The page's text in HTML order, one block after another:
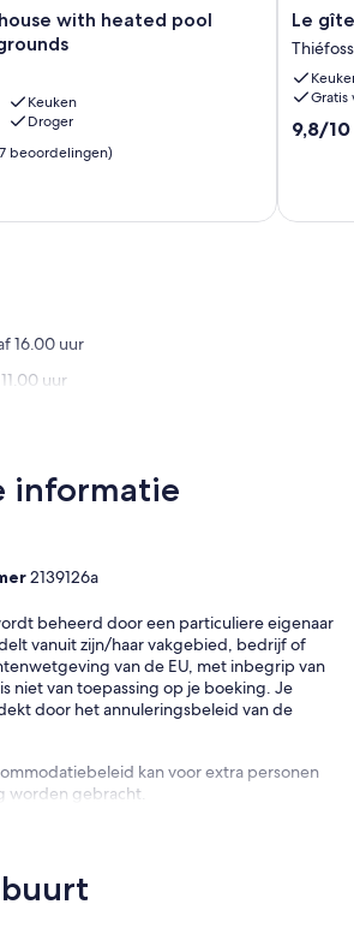
with heated pool
Keuken
Droger
beoordelingen)
Le
gîte
des
pigeons
Le
Gratis
9.8
9,8/10
16.00 uur
uur
informatie
2139126a
beheerd door een particuliere eigenaar
vanuit zijn/haar vakgebied, bedrijf of
van de EU, met inbegrip van
niet van toepassing op je boeking. Je
door het annuleringsbeleid van de
kan voor extra personen
worden gebracht.